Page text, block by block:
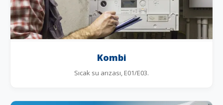
Kombi
Sıcak su arızası, E01/E03.